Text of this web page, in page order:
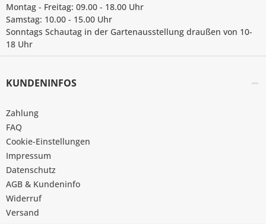
Montag - Freitag: 09.00 - 18.00 Uhr
Samstag: 10.00 - 15.00 Uhr
Sonntags Schautag in der Gartenausstellung draußen von 10-
18 Uhr
KUNDENINFOS
Zahlung
FAQ
Cookie-Einstellungen
Impressum
Datenschutz
AGB & Kundeninfo
Widerruf
Versand